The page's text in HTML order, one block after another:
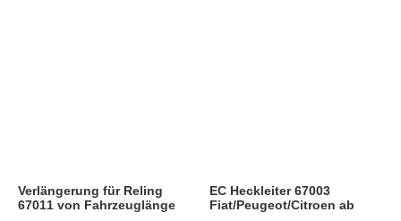
Verlängerung für Reling
67011 von Fahrzeuglänge
EC Heckleiter 67003
Fiat/Peugeot/Citroen ab